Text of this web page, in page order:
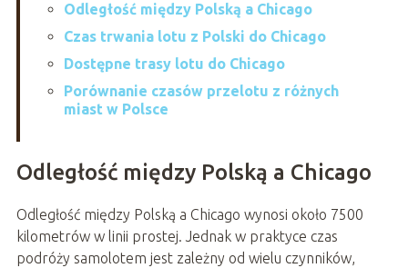
Odległość między Polską a Chicago
Czas trwania lotu z Polski do Chicago
Dostępne trasy lotu do Chicago
Porównanie czasów przelotu z różnych
miast w Polsce
Odległość między Polską a Chicago
Odległość między Polską a Chicago wynosi około 7500
kilometrów w linii prostej. Jednak w praktyce czas
podróży samolotem jest zależny od wielu czynników,